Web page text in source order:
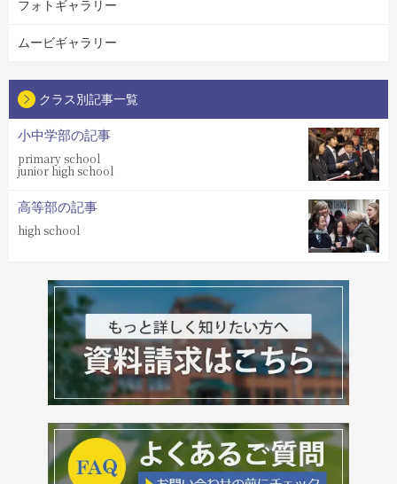
フォトギャラリー
ムービギャラリー
クラス別記事一覧
小中学部の記事
primary school
junior high school
高等部の記事
high school